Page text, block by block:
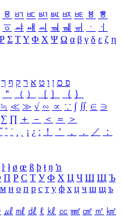
ㅱ ㅲ ㅳ ㅴ ㅵ ㅶ ㅷ ㅸ
ㅹ
ㆆ ㆇ ㆈ ㆉ ㆊ ㆋ ㆌ ㆍ
ㆎ
Ρ Σ ΤΥ Φ Χ Ψ Ω α β γ δ ε ζ η
פ ם ן ו ט א ר ק ף ך
＂ （ ） ［ ］ ｛ ｝
≒ ≪ ≫ √ ∽ ∝ ∵ ∫ ∬ ∈ ∋
∑ ∏ ＋ － ＜ ＝
＞
˝ ˚ ˙ ¸ ¡ ¿ ː ！ ＇ ， ． ／
：
ŀ ł ø œ ß þ ŧ ŋ ŉ
П Р С Т У Ф Х Ц Ч Ш Щ Ъ
м н о п р с т у ф х ц ч ш щ ъ
㎕ ㎖ ㎗ ℓ ㎘ ㏄ ㎣ ㎤ ㎥ ㎦